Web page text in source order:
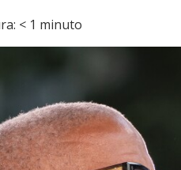
< 1 minuto